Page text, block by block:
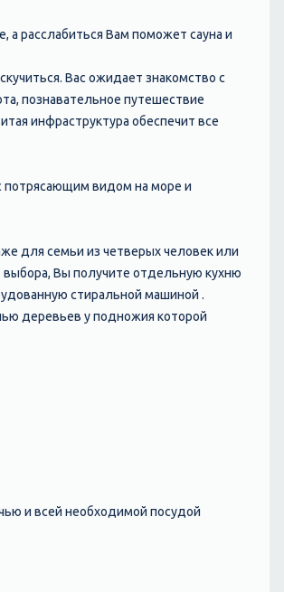
а расслабиться Вам поможет сауна и
Вас ожидает знакомство с
познавательное путешествие
инфраструктура обеспечит все
видом на море и
для семьи из четверых человек или
Вы получите отдельную кухню
стиральной машиной .
деревьев у подножия которой
и всей необходимой посудой